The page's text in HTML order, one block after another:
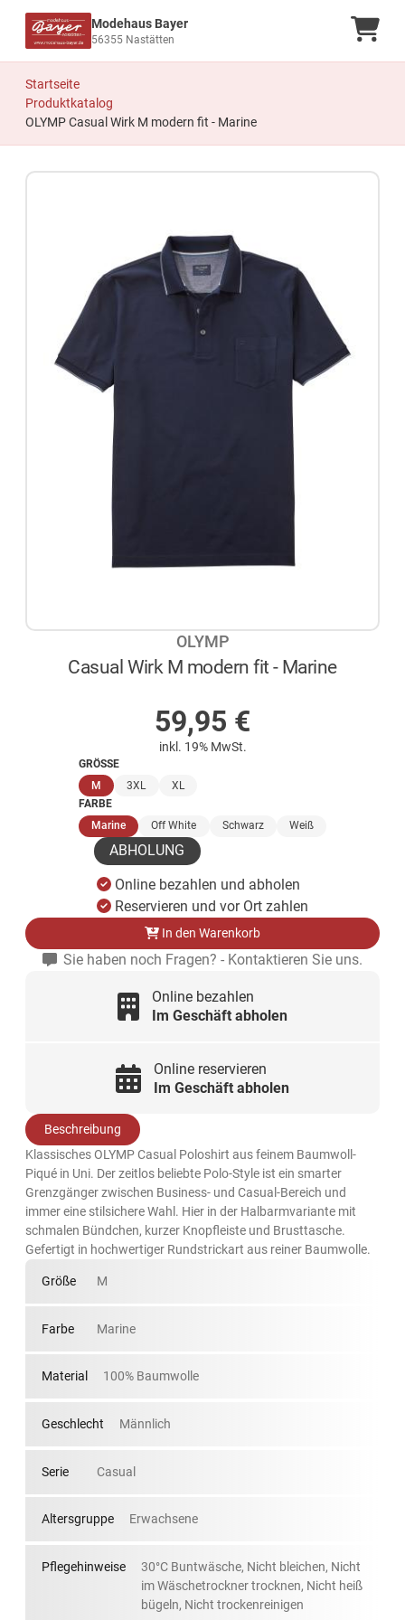
Modehaus Bayer
56355 Nastätten
Startseite
Produktkatalog
OLYMP Casual Wirk M modern fit - Marine
OLYMP
Casual Wirk M modern fit - Marine
59,95 €
inkl. 19% MwSt.
GRÖSSE
M (ausgewählt)
3XL
XL
FARBE
Marine(ausgewählt)
Off White Schwarz Weiß
ABHOLUNG
Online bezahlen und abholen
Reservieren und vor Ort zahlen
In den Warenkorb
Sie haben noch Fragen? - Kontaktieren Sie uns.
Online bezahlen
Im Geschäft abholen
Online reservieren
Im Geschäft abholen
Beschreibung
Klassisches OLYMP Casual Poloshirt aus feinem Baumwoll-
Piqué in Uni. Der zeitlos beliebte Polo-Style ist ein smarter
Grenzgänger zwischen Business- und Casual-Bereich und
immer eine stilsichere Wahl. Hier in der Halbarmvariante mit
schmalen Bündchen, kurzer Knopfleiste und Brusttasche.
Gefertigt in hochwertiger Rundstrickart aus reiner Baumwolle.
Größe M
Farbe Marine
Material 100% Baumwolle
Geschlecht Männlich
Serie Casual
Altersgruppe Erwachsene
Pflegehinweise
30°C Buntwäsche, Nicht bleichen, Nicht
im Wäschetrockner trocknen, Nicht heiß
bügeln, Nicht trockenreinigen